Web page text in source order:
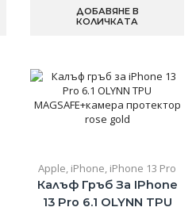
ДОБАВЯНЕ В
КОЛИЧКАТА
Apple, iPhone, iPhone 13 Pro
Калъф Гръб За IPhone
13 Pro 6.1 OLYNN TPU